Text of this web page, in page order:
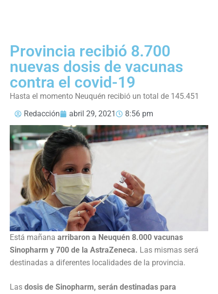
Provincia recibió 8.700
nuevas dosis de vacunas
contra el covid-19
Hasta el momento Neuquén recibió un total de 145.451
Redacción
abril 29, 2021 8:56 pm
Está mañana arribaron a Neuquén 8.000 vacunas
Sinopharm y 700 de la AstraZeneca. Las mismas será
destinadas a diferentes localidades de la provincia.
Las dosis de Sinopharm, serán destinadas para